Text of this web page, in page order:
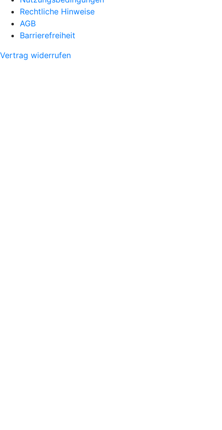
Rechtliche Hinweise
AGB
Barrierefreiheit
Vertrag widerrufen